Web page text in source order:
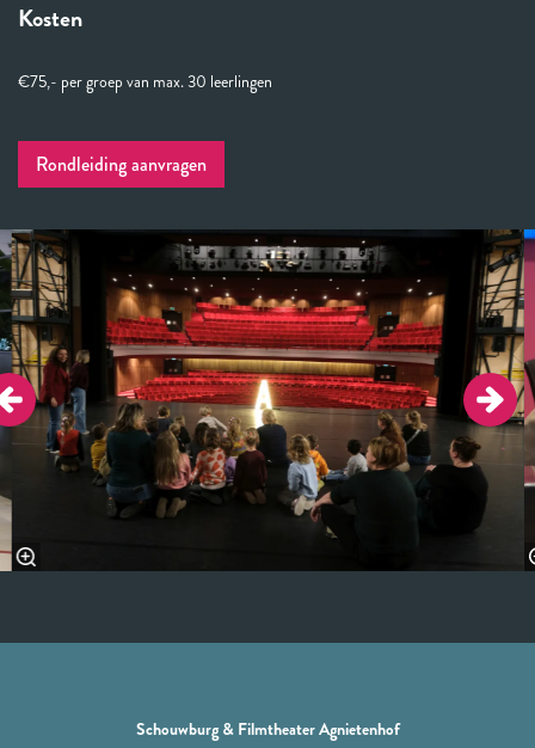
Kosten
€75,- per groep van max. 30 leerlingen
Rondleiding aanvragen
Overslaan
Schouwburg & Filmtheater Agnietenhof